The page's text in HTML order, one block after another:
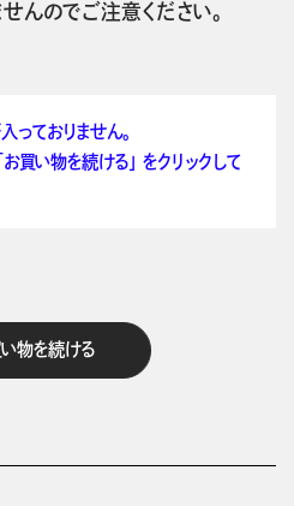
んのでご注意ください。
っておりません。
買い物を続ける」 をクリックして
物を続ける